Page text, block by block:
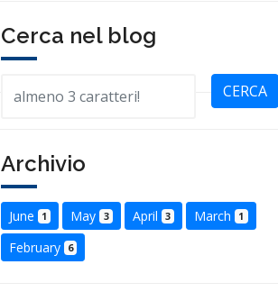
Cerca nel blog
CERCA
Archivio
June 1 May 3 April 3 March 1
February 6